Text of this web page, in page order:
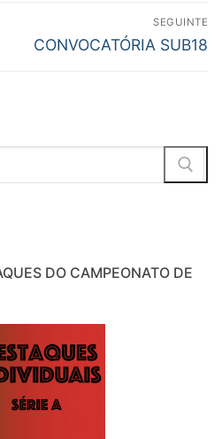
SEGUINTE
Next
CONVOCATÓRIA SUB18
DO CAMPEONATO DE